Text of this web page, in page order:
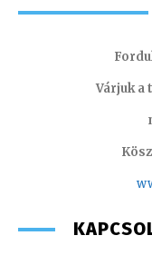
Várjuk a